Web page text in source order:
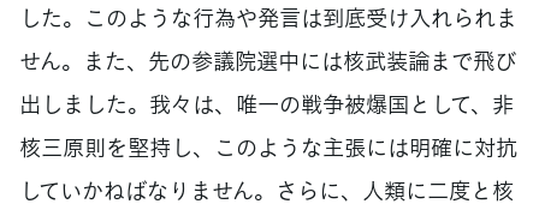
した。このような行為や発言は到底受け入れられま
せん。また、先の参議院選中には核武装論まで飛び
出しました。我々は、唯一の戦争被爆国として、非
核三原則を堅持し、このような主張には明確に対抗
していかねばなりません。さらに、人類に二度と核